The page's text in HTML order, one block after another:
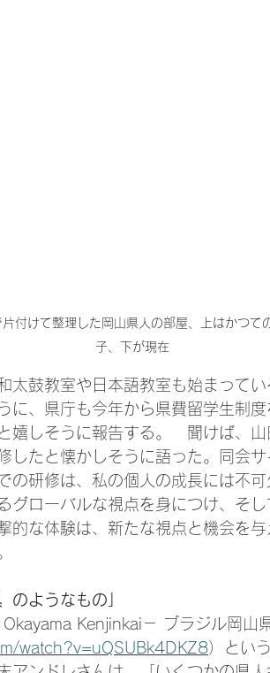
片付けて整理した岡山県人の部屋、上はかつて
子、下が現在
鼓教室や日本語教室も始まってい
に、県庁も今年から県費留学生制
嬉しそうに報告する。　聞けば、
したと懐かしそうに語った。同会
の研修は、私の個人の成長には不
グローバルな視点を身につけ、そ
的な体験は、新たな視点と機会を
のようなもの」
Kenjinkai－ ブラジル岡山県
watch?v=uQSUBk4DKZ8）とい